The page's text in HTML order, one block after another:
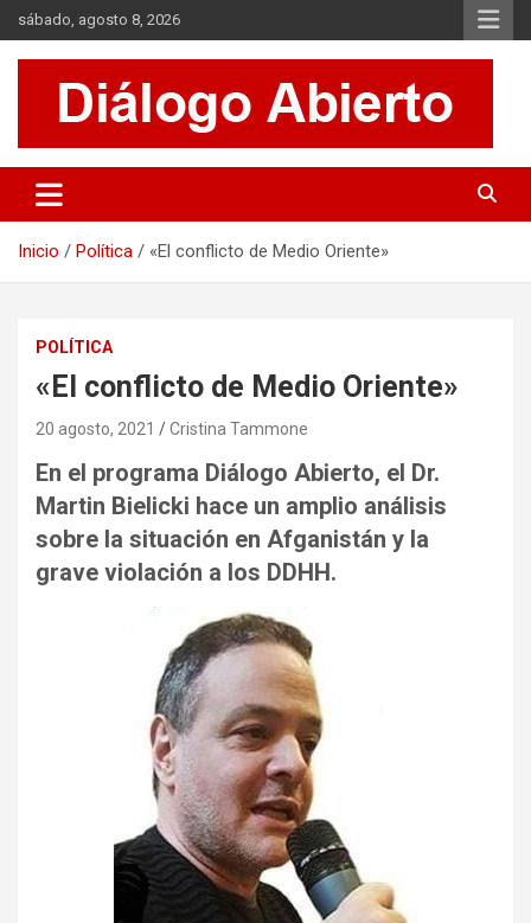
Saltar
al
contenido
sábado, agosto 8, 2026
Diálogo Abierto
Se tratan diversos temas de actualidad buscando hacer un
aporte a la sociedad, brindando información relevante de lo que
Inicio Política «El conflicto de Medio Oriente»
POLÍTICA
«El conflicto de Medio Oriente»
20 agosto, 2021 Cristina Tammone
En el programa Diálogo Abierto, el Dr.
Martin Bielicki hace un amplio análisis
sobre la situación en Afganistán y la
grave violación a los DDHH.